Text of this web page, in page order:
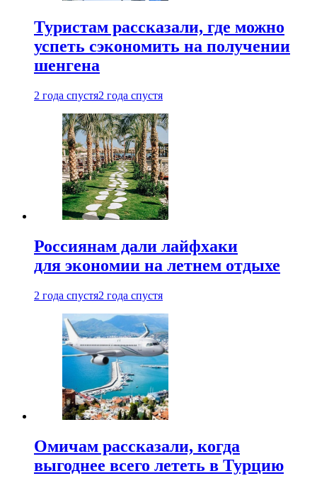
Туристам рассказали, где можно
успеть сэкономить на получении
шенгена
2 года спустя2 года спустя
Россиянам дали лайфхаки
для экономии на летнем отдыхе
2 года спустя2 года спустя
Омичам рассказали, когда
выгоднее всего лететь в Турцию